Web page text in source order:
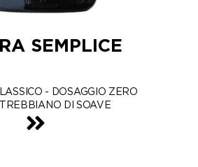
SEMPLICE
- DOSAGGIO ZERO
DI SOAVE